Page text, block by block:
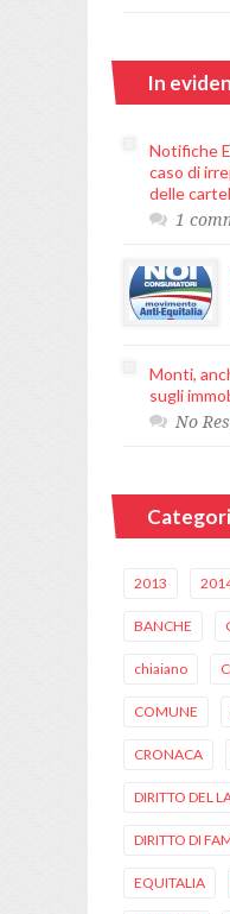
In
Notifiche
caso di
delle
1
Monti,
sugli
No
2013
BANCHE
chiaiano
COMUNE
CRONACA
DIRITTO DEL
DIRITTO DI
EQUITALIA